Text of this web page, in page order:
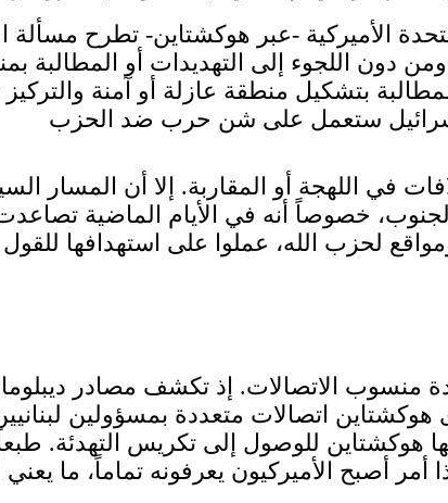
الأميركية -عبر هوكشتاين- تطرح
ومن دون اللجوء إلى التهديدات أو
بتشكيل منطقة عازلة أو آمنة
في اللهجة أو المقاربة. إلا أن المسار
خصوصاً أنه في الأيام الماضية تصاعدت
لحزب الله، عملوا على استهدافها
منسوب الاتصالات. إذ تكشف مصادر
اتصالات متعددة بمسؤولين
للوصول إلى تكريس التهدئة. طبعاً